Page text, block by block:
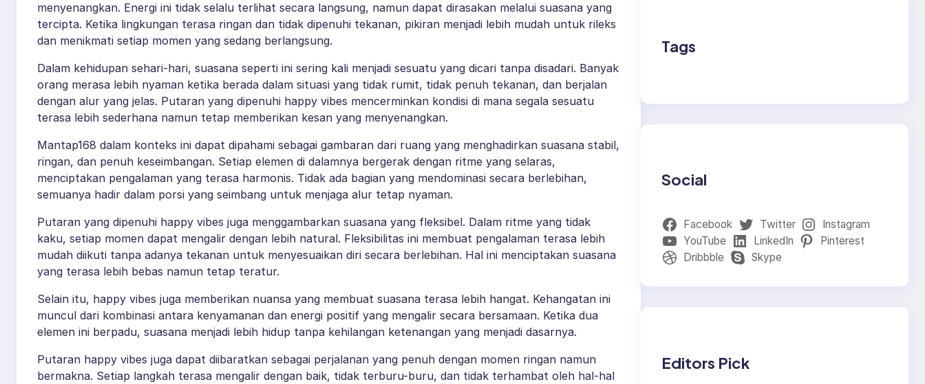
menyenangkan. Energi ini tidak selalu terlihat secara langsung, namun dapat dirasakan melalui suasana yang
tercipta. Ketika lingkungan terasa ringan dan tidak dipenuhi tekanan, pikiran menjadi lebih mudah untuk rileks
dan menikmati setiap momen yang sedang berlangsung.
Dalam kehidupan sehari-hari, suasana seperti ini sering kali menjadi sesuatu yang dicari tanpa disadari. Banyak
orang merasa lebih nyaman ketika berada dalam situasi yang tidak rumit, tidak penuh tekanan, dan berjalan
dengan alur yang jelas. Putaran yang dipenuhi happy vibes mencerminkan kondisi di mana segala sesuatu
terasa lebih sederhana namun tetap memberikan kesan yang menyenangkan.
Mantap168 dalam konteks ini dapat dipahami sebagai gambaran dari ruang yang menghadirkan suasana stabil,
ringan, dan penuh keseimbangan. Setiap elemen di dalamnya bergerak dengan ritme yang selaras,
menciptakan pengalaman yang terasa harmonis. Tidak ada bagian yang mendominasi secara berlebihan,
semuanya hadir dalam porsi yang seimbang untuk menjaga alur tetap nyaman.
Putaran yang dipenuhi happy vibes juga menggambarkan suasana yang fleksibel. Dalam ritme yang tidak
kaku, setiap momen dapat mengalir dengan lebih natural. Fleksibilitas ini membuat pengalaman terasa lebih
mudah diikuti tanpa adanya tekanan untuk menyesuaikan diri secara berlebihan. Hal ini menciptakan suasana
yang terasa lebih bebas namun tetap teratur.
Selain itu, happy vibes juga memberikan nuansa yang membuat suasana terasa lebih hangat. Kehangatan ini
muncul dari kombinasi antara kenyamanan dan energi positif yang mengalir secara bersamaan. Ketika dua
elemen ini berpadu, suasana menjadi lebih hidup tanpa kehilangan ketenangan yang menjadi dasarnya.
Putaran happy vibes juga dapat diibaratkan sebagai perjalanan yang penuh dengan momen ringan namun
bermakna. Setiap langkah terasa mengalir dengan baik, tidak terburu-buru, dan tidak terhambat oleh hal-hal
Tags
Social
Facebook Twitter
Instagram
YouTube
LinkedIn
Pinterest
Dribbble
Skype
Editors Pick